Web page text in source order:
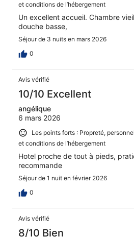
et conditions de l’hébergement
Un excellent accueil. Chambre
douche basse,
Séjour de 3 nuits en mars 2026
0
Avis vérifié
10/10 Excellent
angélique
6 mars 2026
Les points forts : Propreté,
et conditions de l’hébergement
Hotel proche de tout à pieds,
recommande
Séjour de 1 nuit en février 2026
0
Avis vérifié
8/10 Bien